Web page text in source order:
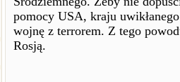
pomocy USA, kraju
wojnę z terrorem. Z tego
Rosją.